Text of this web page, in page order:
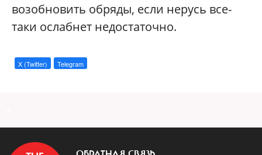
возобновить обряды, если нерусь все-
таки ослабнет недостаточно.
X (Twitter) Telegram